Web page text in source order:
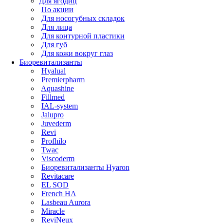
По акции
Для носогубных складок
Для лица
Для контурной пластики
Для губ
Для кожи вокруг глаз
Биоревитализанты
Hyalual
Premierpharm
Aquashine
Fillmed
IAL-system
Jalupro
Juvederm
Revi
Profhilo
Twac
Viscoderm
Биоревитализанты Hyaron
Revitacare
EL SOD
French HA
Lasbeau Aurora
Miracle
ReviNeux